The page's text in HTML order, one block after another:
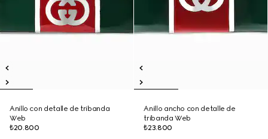
Anillo con detalle de tribanda
Web
₺20.800
Anillo ancho con detalle de
tribanda Web
₺23.800